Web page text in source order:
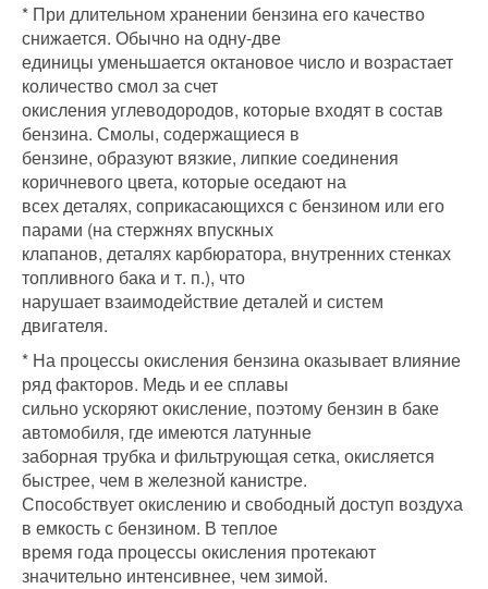
* При длительном хранении бензина его качество
снижается. Обычно на одну-две
единицы уменьшается октановое число и возрастает
количество смол за счет
окисления углеводородов, которые входят в состав
бензина. Смолы, содержащиеся в
бензине, образуют вязкие, липкие соединения
коричневого цвета, которые оседают на
всех деталях, соприкасающихся с бензином или его
парами (на стержнях впускных
клапанов, деталях карбюратора, внутренних стенках
топливного бака и т. п.), что
нарушает взаимодействие деталей и систем
двигателя.
* На процессы окисления бензина оказывает влияние
ряд факторов. Медь и ее сплавы
сильно ускоряют окисление, поэтому бензин в баке
автомобиля, где имеются латунные
заборная трубка и фильтрующая сетка, окисляется
быстрее, чем в железной канистре.
Способствует окислению и свободный доступ воздуха
в емкость с бензином. В теплое
время года процессы окисления протекают
значительно интенсивнее, чем зимой.